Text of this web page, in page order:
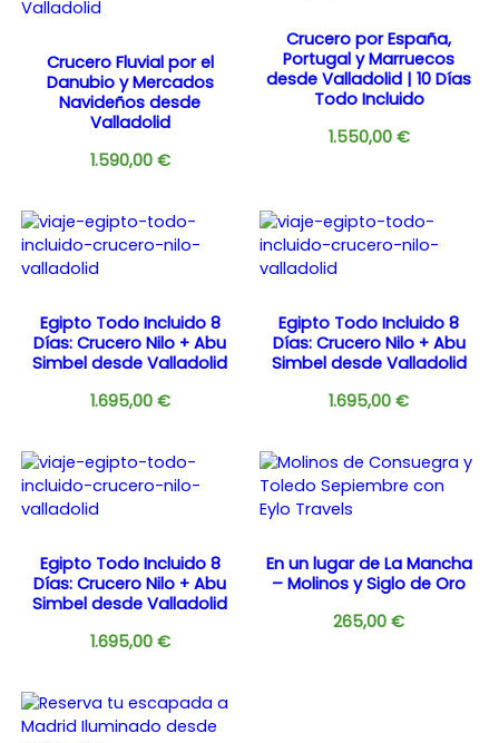
Crucero Fluvial por el
Danubio y Mercados
Navideños desde
Valladolid
1.590,00 €
Crucero por España,
Portugal y Marruecos
desde Valladolid | 10 Días
Todo Incluido
1.550,00 €
Egipto Todo Incluido 8
Días: Crucero Nilo + Abu
Simbel desde Valladolid
1.695,00 €
Egipto Todo Incluido 8
Días: Crucero Nilo + Abu
Simbel desde Valladolid
1.695,00€
Egipto Todo Incluido 8
Días: Crucero Nilo + Abu
Simbel desde Valladolid
1.695,00 €
En un lugar de La Mancha
– Molinos y Siglo de Oro
265,00€